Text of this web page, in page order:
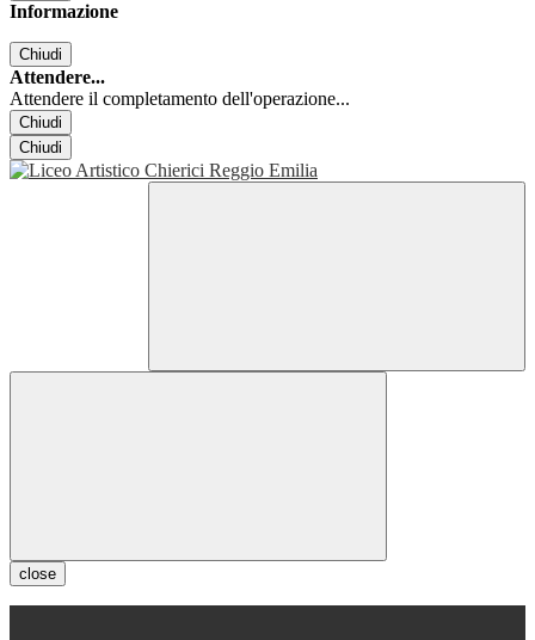
Informazione
Chiudi
Attendere...
Attendere il completamento dell'operazione...
Chiudi
Chiudi
close